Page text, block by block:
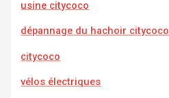
usine citycoco
dépannage du hachoir citycoco
citycoco
vélos électriques